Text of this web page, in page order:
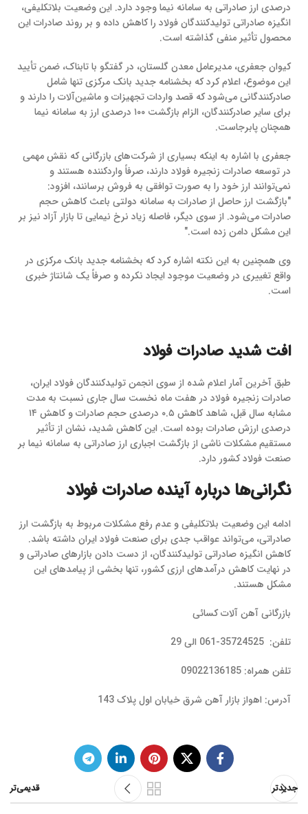
درصدی ارز صادراتی به سامانه نیما وجود دارد. این وضعیت بلاتکلیفی،
انگیزه صادراتی تولیدکنندگان فولاد را کاهش داده و بر روند صادرات این
محصول تأثیر منفی گذاشته است.
کیوان جعفری، مدیرعامل معدن گلستان، در گفتگو با تابناک، ضمن تأیید
این موضوع، اعلام کرد که بخشنامه جدید بانک مرکزی تنها شامل
صادرکنندگانی می‌شود که قصد واردات تجهیزات و ماشین‌آلات را دارند و
برای سایر صادرکنندگان، الزام بازگشت ۱۰۰ درصدی ارز به سامانه نیما
همچنان پابرجاست.
جعفری با اشاره به اینکه بسیاری از شرکت‌های بازرگانی که نقش مهمی
در توسعه صادرات زنجیره فولاد دارند، صرفاً واردکننده هستند و
نمی‌توانند ارز خود را به صورت توافقی به فروش برسانند، افزود:
"بازگشت ارز حاصل از صادرات به سامانه دولتی باعث کاهش حجم
صادرات می‌شود. از سوی دیگر، فاصله زیاد نرخ نیمایی تا بازار آزاد نیز بر
این مشکل دامن زده است."
وی همچنین به این نکته اشاره کرد که بخشنامه جدید بانک مرکزی در
واقع تغییری در وضعیت موجود ایجاد نکرده و صرفاً یک شانتاژ خبری
است.
افت شدید صادرات فولاد
طبق آخرین آمار اعلام شده از سوی انجمن تولیدکنندگان فولاد ایران،
صادرات زنجیره فولاد در هفت ماه نخست سال جاری نسبت به مدت
مشابه سال قبل، شاهد کاهش ۰.۵ درصدی حجم صادرات و کاهش ۱۴
درصدی ارزش صادرات بوده است. این کاهش شدید، نشان از تأثیر
مستقیم مشکلات ناشی از بازگشت اجباری ارز صادراتی به سامانه نیما بر
صنعت فولاد کشور دارد.
نگرانی‌ها درباره آینده صادرات فولاد
ادامه این وضعیت بلاتکلیفی و عدم رفع مشکلات مربوط به بازگشت ارز
صادراتی، می‌تواند عواقب جدی برای صنعت فولاد ایران داشته باشد.
کاهش انگیزه صادراتی تولیدکنندگان، از دست دادن بازارهای صادراتی و
در نهایت کاهش درآمدهای ارزی کشور، تنها بخشی از پیامدهای این
مشکل هستند.
بازرگانی آهن آلات کسائی
تلفن: 35724525-061 الی 29
تلفن همراه: 09022136185
آدرس: اهواز بازار آهن شرق خیابان اول پلاک 143
جدیدتر قدیمی‌تر